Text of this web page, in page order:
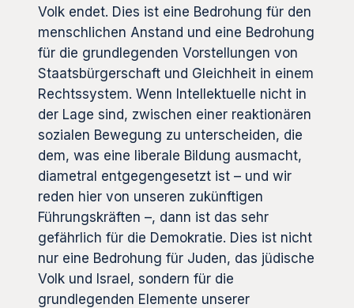
Volk endet. Dies ist eine Bedrohung für den
menschlichen Anstand und eine Bedrohung
für die grundlegenden Vorstellungen von
Staatsbürgerschaft und Gleichheit in einem
Rechtssystem. Wenn Intellektuelle nicht in
der Lage sind, zwischen einer reaktionären
sozialen Bewegung zu unterscheiden, die
dem, was eine liberale Bildung ausmacht,
diametral entgegengesetzt ist – und wir
reden hier von unseren zukünftigen
Führungskräften –, dann ist das sehr
gefährlich für die Demokratie. Dies ist nicht
nur eine Bedrohung für Juden, das jüdische
Volk und Israel, sondern für die
grundlegenden Elemente unserer